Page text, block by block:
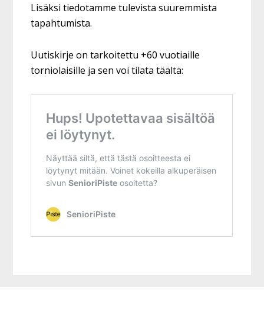
Lisäksi tiedotamme tulevista suuremmista
tapahtumista.
Uutiskirje on tarkoitettu +60 vuotiaille
torniolaisille ja sen voi tilata täältä: